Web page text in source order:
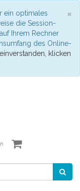
×
ein optimales
die Session-
Ihrem Rechner
des Online-
klicken